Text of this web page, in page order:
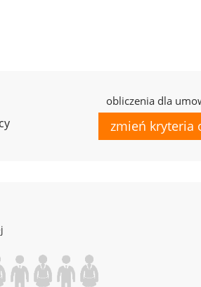
obliczenia dla
zmień kryteria